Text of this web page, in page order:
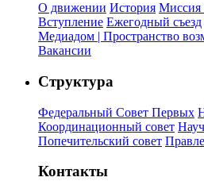
О движении История Миссия
Вступление Ежегодный съезд
Медиадом | Пространство
Вакансии
Структура
Федеральный Совет Первых
Координационный совет
Попечительский совет
Контакты